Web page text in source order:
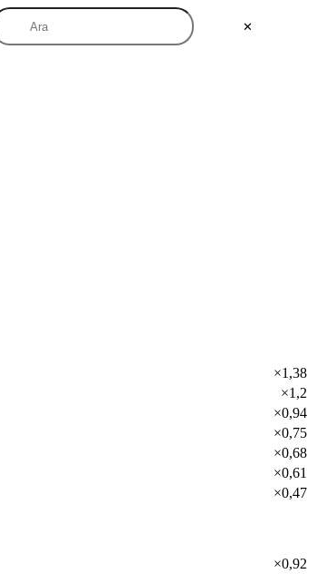
✕
×1,38
×1,2
×0,94
×0,75
×0,68
×0,61
×0,47
×0,92